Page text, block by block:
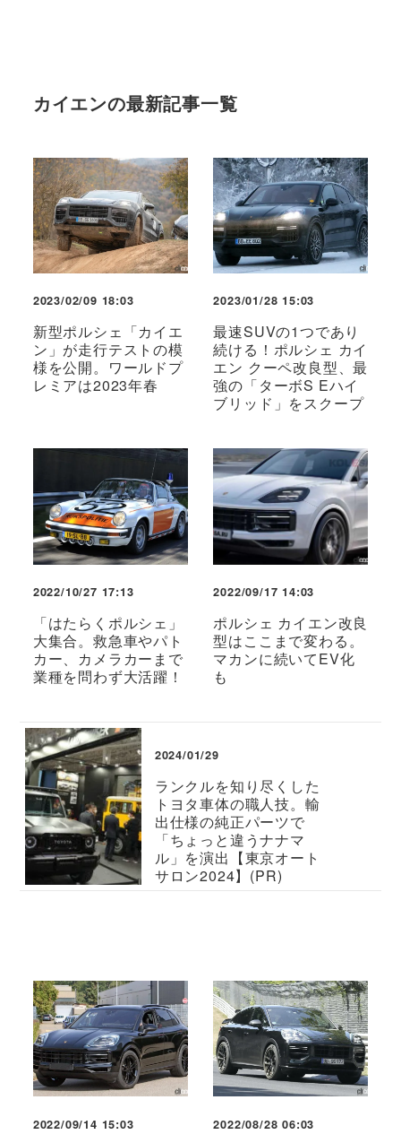
カイエンの最新記事一覧
2023/02/09 18:03
新型ポルシェ「カイエ
ン」が走行テストの模
様を公開。ワールドプ
レミアは2023年春
2023/01/28 15:03
最速SUVの1つであり
続ける！ポルシェ カイ
エン クーペ改良型、最
強の「ターボS Eハイ
ブリッド」をスクープ
2022/10/27 17:13
「はたらくポルシェ」
大集合。救急車やパト
カー、カメラカーまで
業種を問わず大活躍！
2022/09/17 14:03
ポルシェ カイエン改良
型はここまで変わる。
マカンに続いてEV化
も
2024/01/29
ランクルを知り尽くした
トヨタ車体の職人技。輸
出仕様の純正パーツで
「ちょっと違うナナマ
ル」を演出【東京オート
サロン2024】(PR)
2022/09/14 15:03 2022/08/28 06:03